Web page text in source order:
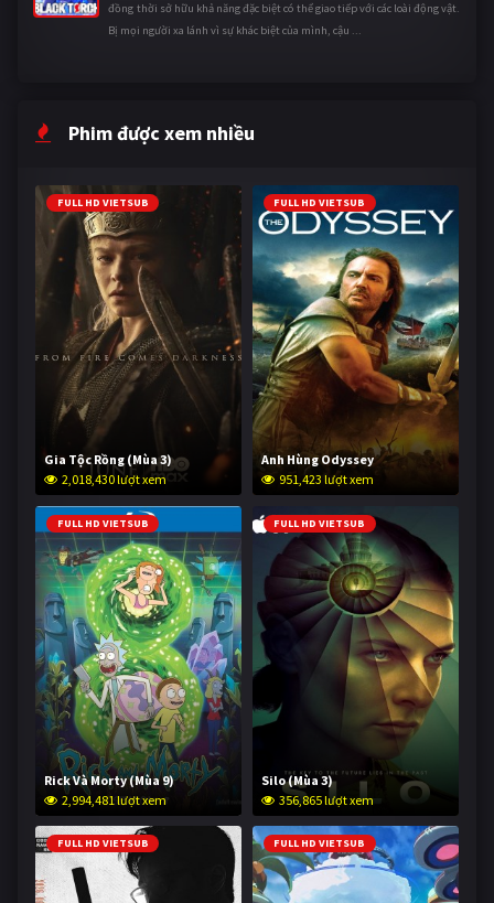
đồng thời sở hữu khả năng đặc biệt có thể giao tiếp với các loài động vật.
Bị mọi người xa lánh vì sự khác biệt của mình, cậu ...
Phim được xem nhiều
FULL HD VIETSUB
Gia Tộc Rồng (Mùa 3)
2,018,430 lượt xem
FULL HD VIETSUB
Anh Hùng Odyssey
951,423 lượt xem
FULL HD VIETSUB
Rick Và Morty (Mùa 9)
2,994,481 lượt xem
FULL HD VIETSUB
Silo (Mùa 3)
356,865 lượt xem
FULL HD VIETSUB FULL HD VIETSUB